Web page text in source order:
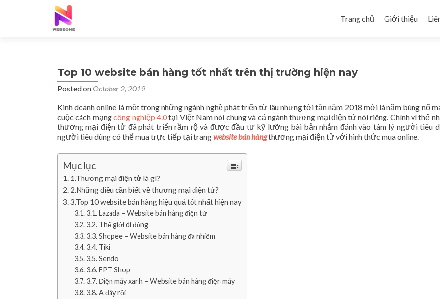
Trang chủ
Giới thiệu
Top 10 website bán hàng tốt nhất trên thị trường hiện nay
Posted on October 2, 2019
Kinh doanh online là một trong những ngành nghề phát triển từ lâu nhưng tới tận năm 2018 mới là năm bùng nổ
cuộc cách mạngcông nghiệp 4.0tại Việt Nam nói chung và cả ngành thương mại điện tử nói riêng. Chính vì thế
thương mại điện tử đã phát triển rầm rộ và được đầu tư kỹ lưỡng bài bản nhằm đánh vào tâm lý người tiêu
người tiêu dùng có thể mua trực tiếp tại trangwebsite bán hàngthương mại điện tử với hình thức mua online.
Mục lục
1.Thương mại điện tử là gì?
2.Những điều cần biết về thương mại điện tử?
3.Top 10 website bán hàng hiệu quả tốt nhất hiện nay
3.1. Lazada – Website bán hàng điện tử
3.2. Thế giới di động
3.3. Shopee – Website bán hàng đa nhiệm
3.4. Tiki
3.5. Sendo
3.6. FPT Shop
3.7. Điện máy xanh – Website bán hàng điện máy
3.8. A đây rồi